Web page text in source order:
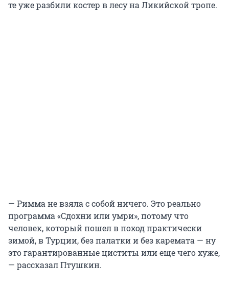
те уже разбили костер в лесу на Ликийской тропе.
— Римма не взяла с собой ничего. Это реально
программа «Сдохни или умри», потому что
человек, который пошел в поход практически
зимой, в Турции, без палатки и без каремата — ну
это гарантированные циститы или еще чего хуже,
— рассказал Птушкин.